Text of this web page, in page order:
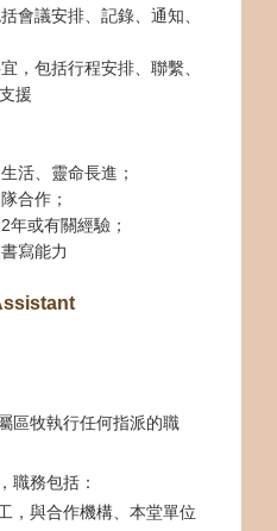
會議安排、記錄、通知、
，包括行程安排、聯繫、
援
活、靈命長進；
合作；
年或有關經驗；
寫能力
區牧執行任何指派的職
職務包括：
，與合作機構、本堂單位